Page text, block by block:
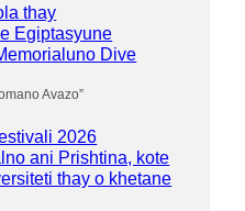
thay
Egiptasyune
Dive
Avazo”
2026
ani Prishtina, kote
thay o khetane